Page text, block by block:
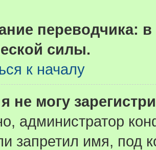
переводчика:
силы.
к началу
не могу
администратор
запретил имя, под